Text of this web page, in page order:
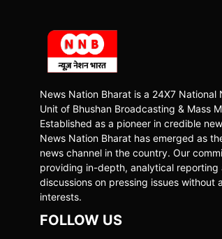
News Nation Bharat is a 24X7 National
Unit of Bhushan Broadcasting & Mass
Established as a pioneer in credible
News Nation Bharat has emerged as
news channel in the country. Our
providing in-depth, analytical reporting
discussions on pressing issues without
interests.
FOLLOW US